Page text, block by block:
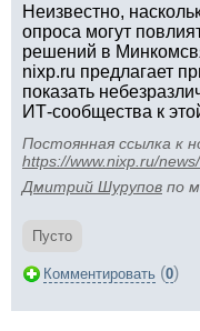
Неизвестно,
опроса могут
решений в
nixp.ru предлагает
показать
ИТ-сообщества к
Постоянная ссылка к
https://www.nixp.ru/
Дмитрий Шурупов по
Пусто
Комментировать (0)